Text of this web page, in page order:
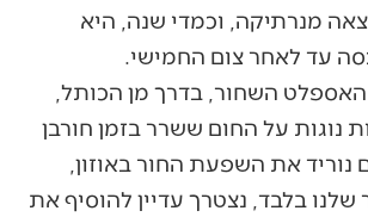
מנרתיקה, וכמדי שנה, היא
עד לאחר צום החמישי.
האספלט השחור, בדרך מן הכותל,
נוגות על החום ששרר בזמן חורבן
נוריד את השפעת החור באוזון,
שלנו בלבד, נצטרך עדיין להוסיף את